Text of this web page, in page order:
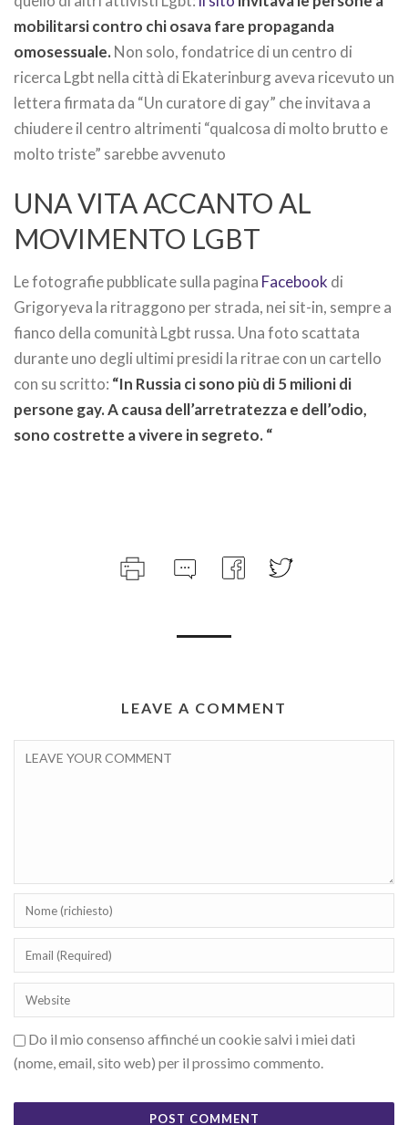
mobilitarsi contro chi osava fare propaganda
omosessuale.Non solo, fondatrice di un centro di
ricerca Lgbt nella città di Ekaterinburg aveva ricevuto un
lettera firmata da “Un curatore di gay” che invitava a
chiudere il centro altrimenti “qualcosa di molto brutto e
molto triste” sarebbe avvenuto
UNA VITA ACCANTO AL
MOVIMENTO LGBT
Le fotografie pubblicate sulla pagina Facebook di
Grigoryeva la ritraggono per strada, nei sit-in, sempre a
fianco della comunità Lgbt russa. Una foto scattata
durante uno degli ultimi presidi la ritrae con un cartello
con su scritto: “In Russia ci sono più di 5 milioni di
persone gay. A causa dell’arretratezza e dell’odio,
sono costrette a vivere in segreto. “
LEAVE A COMMENT
Do il mio consenso affinché un cookie salvi i miei dati
(nome, email, sito web) per il prossimo commento.